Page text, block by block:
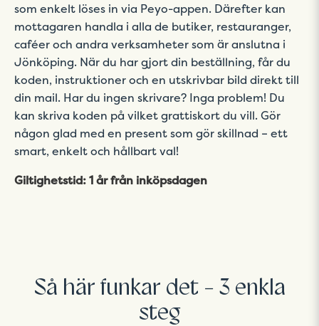
som enkelt löses in via Peyo-appen. Därefter kan
mottagaren handla i alla de butiker, restauranger,
caféer och andra verksamheter som är anslutna i
Jönköping. När du har gjort din beställning, får du
koden, instruktioner och en utskrivbar bild direkt till
din mail. Har du ingen skrivare? Inga problem! Du
kan skriva koden på vilket grattiskort du vill. Gör
någon glad med en present som gör skillnad – ett
smart, enkelt och hållbart val!
Giltighetstid: 1 år från inköpsdagen
Så här funkar det - 3 enkla
steg